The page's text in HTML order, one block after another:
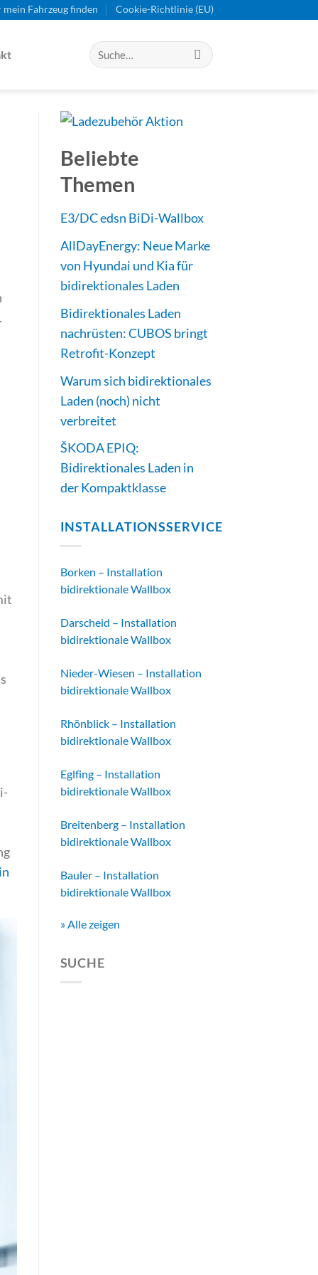
Fahrzeug finden Cookie-Richtlinie (EU)
Beliebte
Themen
E3/DC edsn BiDi-Wallbox
AllDayEnergy: Neue Marke
von Hyundai und Kia für
bidirektionales Laden
Bidirektionales Laden
nachrüsten: CUBOS bringt
Retrofit-Konzept
Warum sich bidirektionales
Laden (noch) nicht
verbreitet
ŠKODA EPIQ:
Bidirektionales Laden in
der Kompaktklasse
INSTALLATIONSSERVICE
Borken – Installation
bidirektionale Wallbox
Darscheid – Installation
bidirektionale Wallbox
Nieder-Wiesen – Installation
bidirektionale Wallbox
Rhönblick – Installation
bidirektionale Wallbox
Eglfing – Installation
bidirektionale Wallbox
Breitenberg – Installation
bidirektionale Wallbox
Bauler – Installation
bidirektionale Wallbox
» Alle zeigen
SUCHE